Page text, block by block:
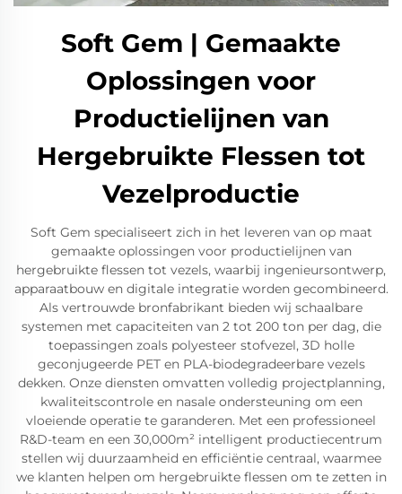
Soft Gem | Gemaakte
Oplossingen voor
Productielijnen van
Hergebruikte Flessen tot
Vezelproductie
Soft Gem specialiseert zich in het leveren van op maat
gemaakte oplossingen voor productielijnen van
hergebruikte flessen tot vezels, waarbij ingenieursontwerp,
apparaatbouw en digitale integratie worden gecombineerd.
Als vertrouwde bronfabrikant bieden wij schaalbare
systemen met capaciteiten van 2 tot 200 ton per dag, die
toepassingen zoals polyesteer stofvezel, 3D holle
geconjugeerde PET en PLA-biodegradeerbare vezels
dekken. Onze diensten omvatten volledig projectplanning,
kwaliteitscontrole en nasale ondersteuning om een
vloeiende operatie te garanderen. Met een professioneel
R&D-team en een 30,000m² intelligent productiecentrum
stellen wij duurzaamheid en efficiëntie centraal, waarmee
we klanten helpen om hergebruikte flessen om te zetten in